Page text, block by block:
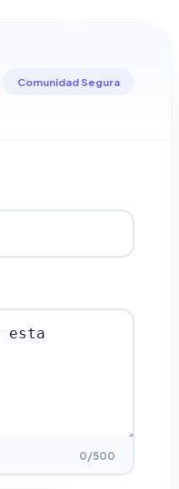
Comunidad Segura
0/500